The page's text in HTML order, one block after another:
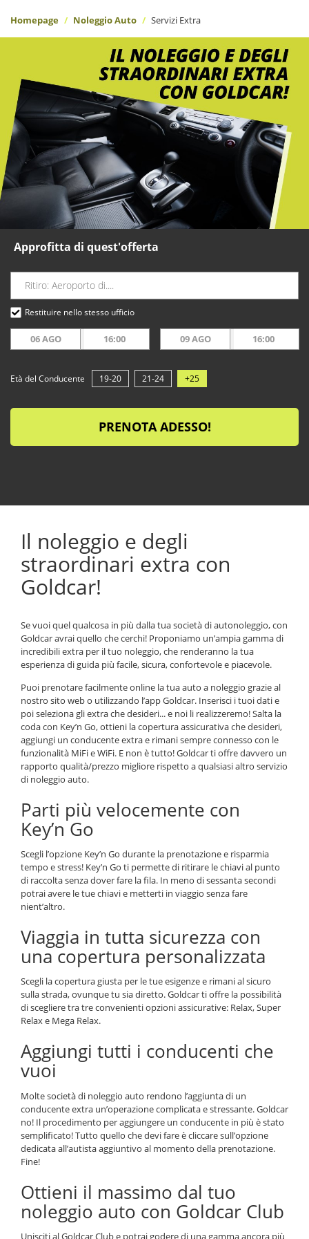
Homepage Noleggio Auto Servizi Extra
Approfitta di quest'offerta
Restituire nello stesso ufficio
06 AGO 16:00 09 AGO 16:00
Età del Conducente 19-20 21-24 +25
PRENOTA ADESSO!
Il noleggio e degli
straordinari extra con
Goldcar!
Se vuoi quel qualcosa in più dalla tua società di autonoleggio, con
Goldcar avrai quello che cerchi! Proponiamo un’ampia gamma di
incredibili extra per il tuo noleggio, che renderanno la tua
esperienza di guida più facile, sicura, confortevole e piacevole.
Puoi prenotare facilmente online la tua auto a noleggio grazie al
nostro sito web o utilizzando l’app Goldcar. Inserisci i tuoi dati e
poi seleziona gli extra che desideri... e noi li realizzeremo! Salta la
coda con Key’n Go, ottieni la copertura assicurativa che desideri,
aggiungi un conducente extra e rimani sempre connesso con le
funzionalità MiFi e WiFi. E non è tutto! Goldcar ti offre davvero un
rapporto qualità/prezzo migliore rispetto a qualsiasi altro servizio
di noleggio auto.
Parti più velocemente con
Key’n Go
Scegli l’opzione Key’n Go durante la prenotazione e risparmia
tempo e stress! Key’n Go ti permette di ritirare le chiavi al punto
di raccolta senza dover fare la fila. In meno di sessanta secondi
potrai avere le tue chiavi e metterti in viaggio senza fare
nient’altro.
Viaggia in tutta sicurezza con
una copertura personalizzata
Scegli la copertura giusta per le tue esigenze e rimani al sicuro
sulla strada, ovunque tu sia diretto. Goldcar ti offre la possibilità
di scegliere tra tre convenienti opzioni assicurative: Relax, Super
Relax e Mega Relax.
Aggiungi tutti i conducenti che
vuoi
Molte società di noleggio auto rendono l’aggiunta di un
conducente extra un’operazione complicata e stressante. Goldcar
no! Il procedimento per aggiungere un conducente in più è stato
semplificato! Tutto quello che devi fare è cliccare sull’opzione
dedicata all’autista aggiuntivo al momento della prenotazione.
Fine!
Ottieni il massimo dal tuo
noleggio auto con Goldcar Club
Unisciti al Goldcar Club e potrai godere di una gamma ancora più